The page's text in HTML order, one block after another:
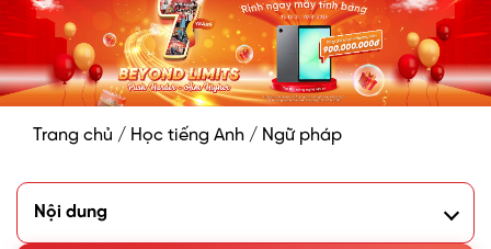
Trang chủ / Học tiếng Anh / Ngữ pháp
Nội dung